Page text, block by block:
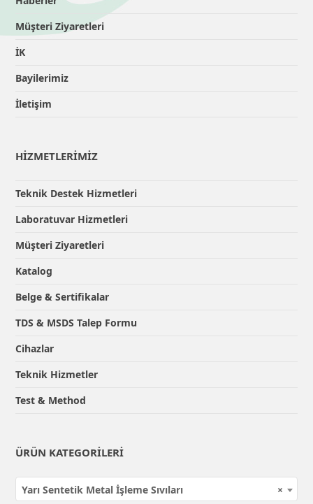
Müşteri Ziyaretleri
İK
Bayilerimiz
İletişim
HİZMETLERİMİZ
Teknik Destek Hizmetleri
Laboratuvar Hizmetleri
Müşteri Ziyaretleri
Katalog
Belge & Sertifikalar
TDS & MSDS Talep Formu
Cihazlar
Teknik Hizmetler
Test & Method
ÜRÜN KATEGORILERI
×
Yarı Sentetik Metal İşleme Sıvıları